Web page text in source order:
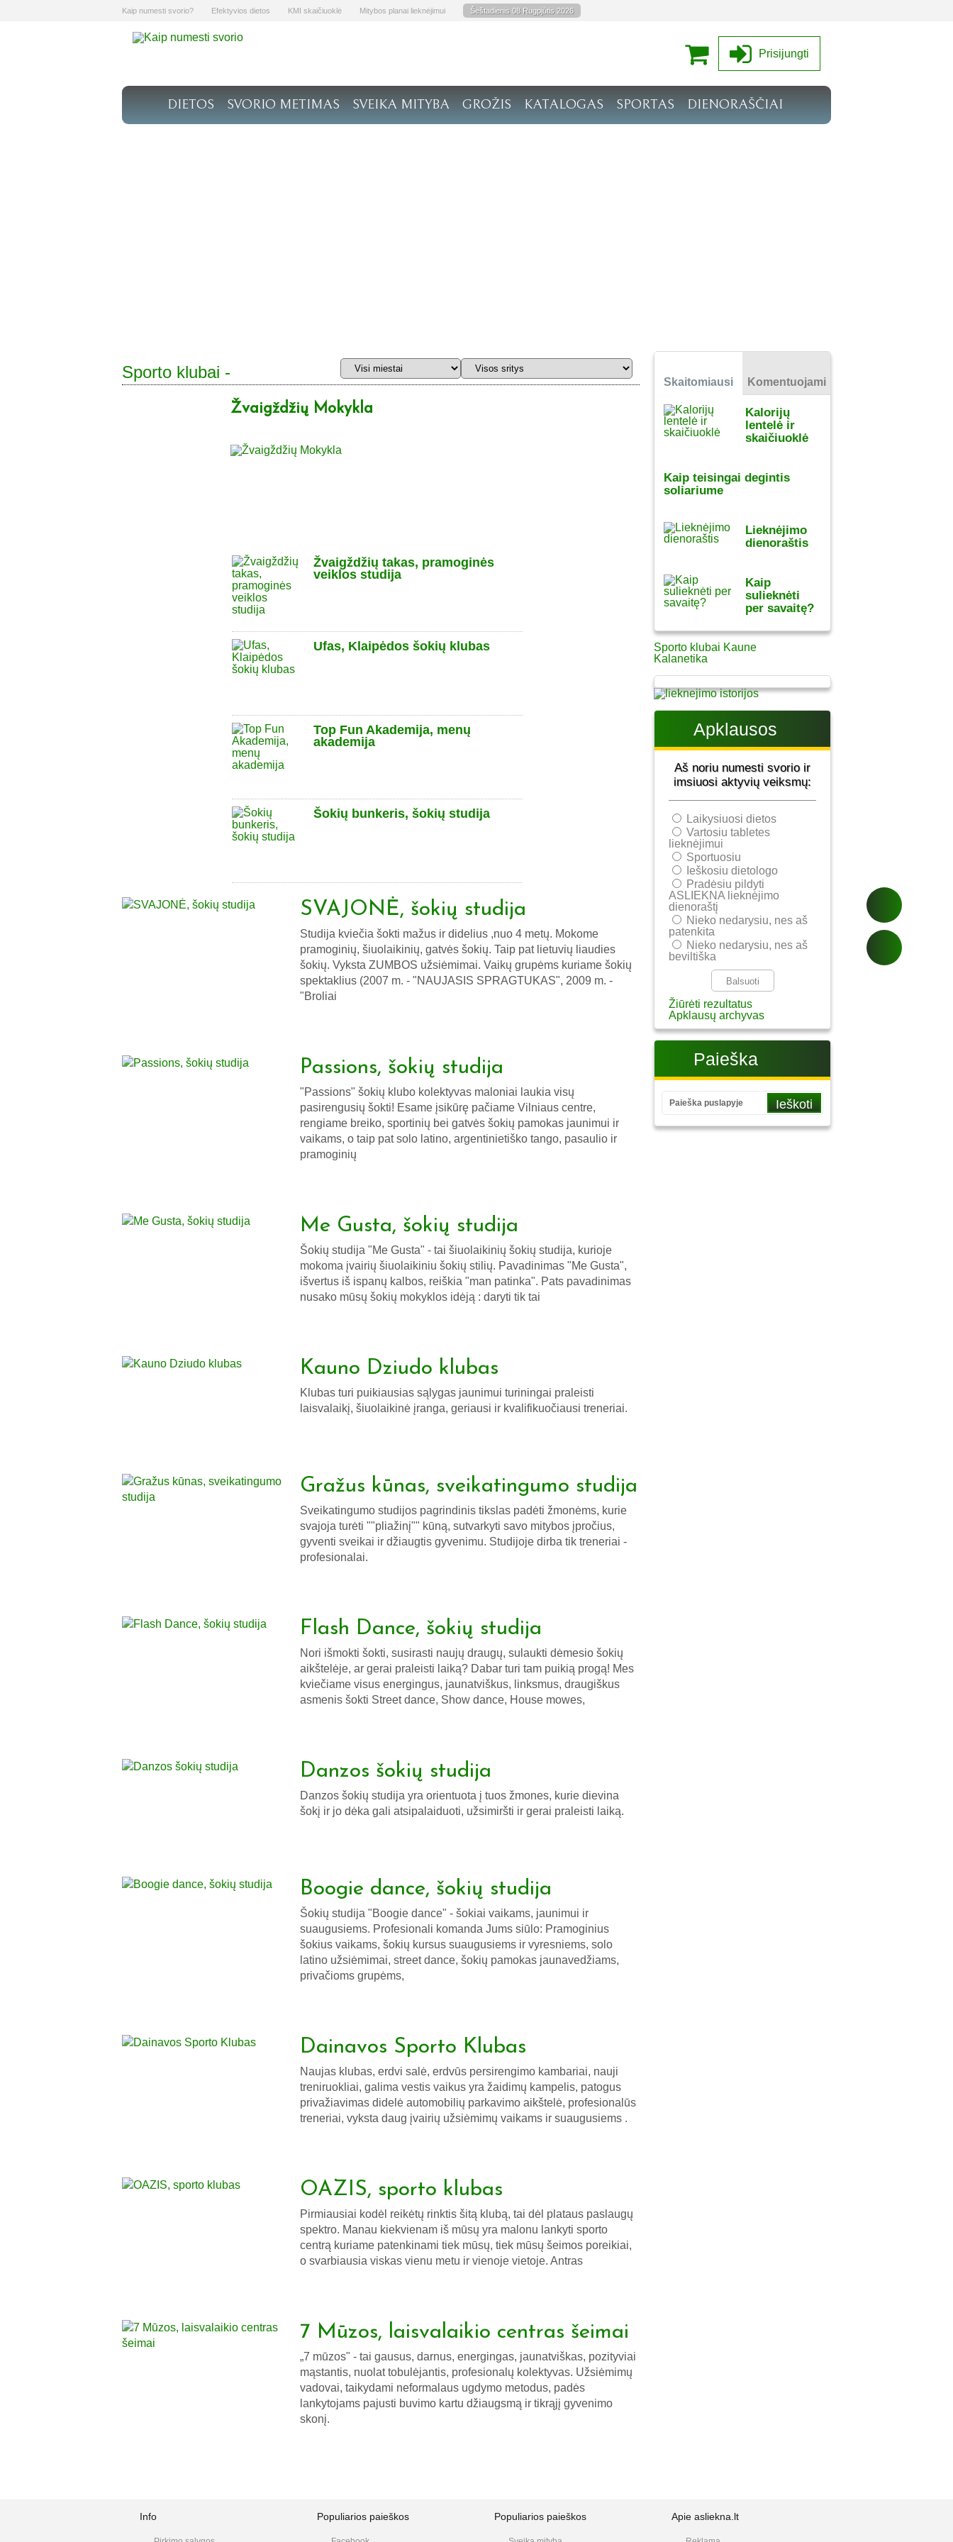
Kaip numesti svorio? Efektyvios dietos KMI skaičiuoklė Mitybos planai lieknėjimui Šeštadienis 08 Rugpjūtis 2026
Prisijungti
DIETOS SVORIO METIMAS SVEIKA MITYBA GROŽIS KATALOGAS SPORTAS DIENORAŠČIAI
Sporto klubai -
Žvaigždžių Mokykla
Žvaigždžių takas, pramoginės
veiklos studija
Ufas, Klaipėdos šokių klubas
Top Fun Akademija, menų
akademija
Šokių bunkeris, šokių studija
SVAJONĖ, šokių studija
Studija kviečia šokti mažus ir didelius ,nuo 4 metų. Mokome
pramoginių, šiuolaikinių, gatvės šokių. Taip pat lietuvių liaudies
šokių. Vyksta ZUMBOS užsiėmimai. Vaikų grupėms kuriame šokių
spektaklius (2007 m. - "NAUJASIS SPRAGTUKAS", 2009 m. -
"Broliai
Passions, šokių studija
"Passions" šokių klubo kolektyvas maloniai laukia visų
pasirengusių šokti! Esame įsikūrę pačiame Vilniaus centre,
rengiame breiko, sportinių bei gatvės šokių pamokas jaunimui ir
vaikams, o taip pat solo latino, argentinietiško tango, pasaulio ir
pramoginių
Me Gusta, šokių studija
Šokių studija "Me Gusta" - tai šiuolaikinių šokių studija, kurioje
mokoma įvairių šiuolaikiniu šokių stilių. Pavadinimas "Me Gusta",
išvertus iš ispanų kalbos, reiškia "man patinka". Pats pavadinimas
nusako mūsų šokių mokyklos idėją : daryti tik tai
Kauno Dziudo klubas
Klubas turi puikiausias sąlygas jaunimui turiningai praleisti
laisvalaikį, šiuolaikinė įranga, geriausi ir kvalifikuočiausi treneriai.
Gražus kūnas, sveikatingumo studija
Sveikatingumo studijos pagrindinis tikslas padėti žmonėms, kurie
svajoja turėti ""pliažinį"" kūną, sutvarkyti savo mitybos įpročius,
gyventi sveikai ir džiaugtis gyvenimu. Studijoje dirba tik treneriai -
profesionalai.
Flash Dance, šokių studija
Nori išmokti šokti, susirasti naujų draugų, sulaukti dėmesio šokių
aikštelėje, ar gerai praleisti laiką? Dabar turi tam puikią progą! Mes
kviečiame visus energingus, jaunatviškus, linksmus, draugiškus
asmenis šokti Street dance, Show dance, House mowes,
Danzos šokių studija
Danzos šokių studija yra orientuota į tuos žmones, kurie dievina
šokį ir jo dėka gali atsipalaiduoti, užsimiršti ir gerai praleisti laiką.
Boogie dance, šokių studija
Šokių studija "Boogie dance" - šokiai vaikams, jaunimui ir
suaugusiems. Profesionali komanda Jums siūlo: Pramoginius
šokius vaikams, šokių kursus suaugusiems ir vyresniems, solo
latino užsiėmimai, street dance, šokių pamokas jaunavedžiams,
privačioms grupėms,
Dainavos Sporto Klubas
Naujas klubas, erdvi salė, erdvūs persirengimo kambariai, nauji
treniruokliai, galima vestis vaikus yra žaidimų kampelis, patogus
privažiavimas didelė automobilių parkavimo aikštelė, profesionalūs
treneriai, vyksta daug įvairių užsiėmimų vaikams ir suaugusiems .
OAZIS, sporto klubas
Pirmiausiai kodėl reikėtų rinktis šitą klubą, tai dėl plataus paslaugų
spektro. Manau kiekvienam iš mūsų yra malonu lankyti sporto
centrą kuriame patenkinami tiek mūsų, tiek mūsų šeimos poreikiai,
o svarbiausia viskas vienu metu ir vienoje vietoje. Antras
7 Mūzos, laisvalaikio centras šeimai
„7 mūzos" - tai gausus, darnus, energingas, jaunatviškas, pozityviai
mąstantis, nuolat tobulėjantis, profesionalų kolektyvas. Užsiėmimų
vadovai, taikydami neformalaus ugdymo metodus, padės
lankytojams pajusti buvimo kartu džiaugsmą ir tikrąjį gyvenimo
skonį.
Skaitomiausi Komentuojami
Kalorijų
lentelė ir
skaičiuoklė
Kaip teisingai degintis
soliariume
Lieknėjimo
dienoraštis
Kaip
sulieknėti
per savaitę?
Sporto klubai Kaune
Kalanetika
Apklausos
Aš noriu numesti svorio ir
imsiuosi aktyvių veiksmų:
Laikysiuosi dietos
Vartosiu tabletes
lieknėjimui
Sportuosiu
Ieškosiu dietologo
Pradėsiu pildyti
ASLIEKNA lieknėjimo
dienoraštį
Nieko nedarysiu, nes aš
patenkita
Nieko nedarysiu, nes aš
beviltiška
Žiūrėti rezultatus
Apklausų archyvas
Paieška
Info Populiarios paieškos Populiarios paieškos Apie asliekna.lt